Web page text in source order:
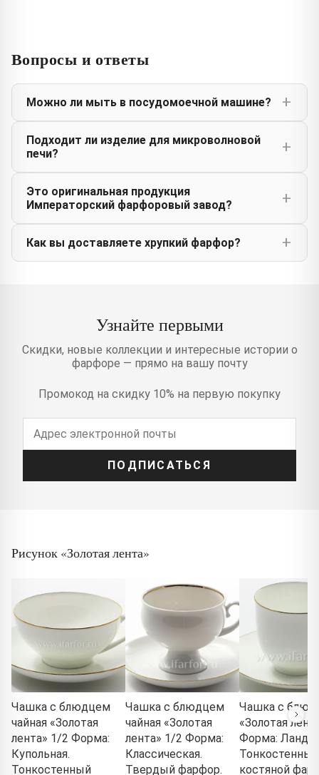
Вопросы и ответы
Можно ли мыть в посудомоечной машине?
Подходит ли изделие для микроволновой
печи?
Это оригинальная продукция
Императорский фарфоровый завод?
Как вы доставляете хрупкий фарфор?
Узнайте первыми
Скидки, новые коллекции и интересные истории о
фарфоре — прямо на вашу почту
Промокод на скидку 10% на первую покупку
ПОДПИСАТЬСЯ
Рисунок «Золотая лента»
Чашка с блюдцем
чайная «Золотая
лента» 1/2 Форма:
Купольная.
Тонкостенный
Чашка с блюдцем
чайная «Золотая
лента» 1/2 Форма:
Классическая.
Твердый фарфор.
Чашка с
«Золотая
Форма:
Тонкостенный
костяной